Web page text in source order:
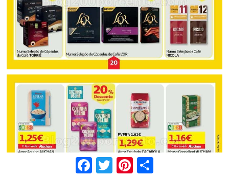
Facebook Twitter Pinterest